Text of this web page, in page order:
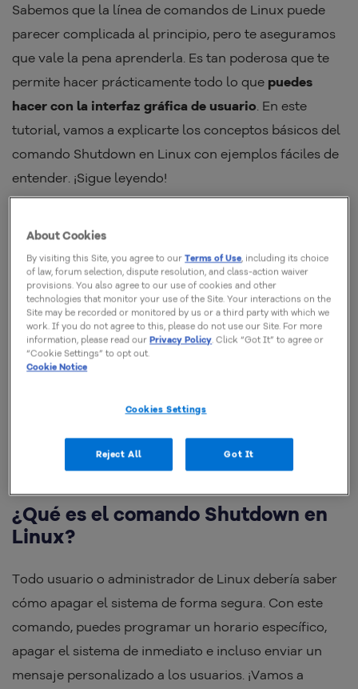
Sabemos que la línea de comandos de Linux puede
parecer complicada al principio, pero te aseguramos
que vale la pena aprenderla. Es tan poderosa que te
permite hacer prácticamente todo lo que puedes
hacer con la interfaz gráfica de usuario . En este
tutorial, vamos a explicarte los conceptos básicos del
comando Shutdown en Linux con ejemplos fáciles de
entender. ¡Sigue leyendo!
¿Qué es el comando Shutdown en
Linux?
Todo usuario o administrador de Linux debería saber
cómo apagar el sistema de forma segura. Con este
comando, puedes programar un horario específico,
apagar el sistema de inmediato e incluso enviar un
mensaje personalizado a los usuarios. ¡Vamos a
About Cookies
By visiting this Site, you agree to ourTerms of Use, including its choice
of law, forum selection, dispute resolution, and class-action waiver
provisions. You also agree to our use of cookies and other
technologies that monitor your use of the Site. Your interactions on the
Site may be recorded or monitored by us or a third party with which we
work. If you do not agree to this, please do not use our Site. For more
information, please read ourPrivacy Policy. Click “Got It” to agree or
“Cookie Settings” to opt out.
Cookie Notice
Cookies Settings
Reject All Got It